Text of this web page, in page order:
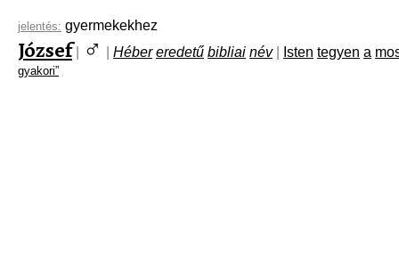
jelentés: gyermekekhez
József ♂ Héber eredetű bibliai név Isten tegyen a
gyakori”